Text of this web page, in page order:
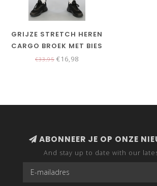
GRIJZE STRETCH HEREN
CARGO BROEK MET BIES
€33,95 €16,98
ABONNEER JE OP ONZE
And stay up to date with our